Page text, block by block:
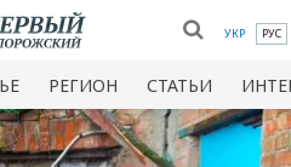
УКР РУС
РЕГИОН СТАТЬИ